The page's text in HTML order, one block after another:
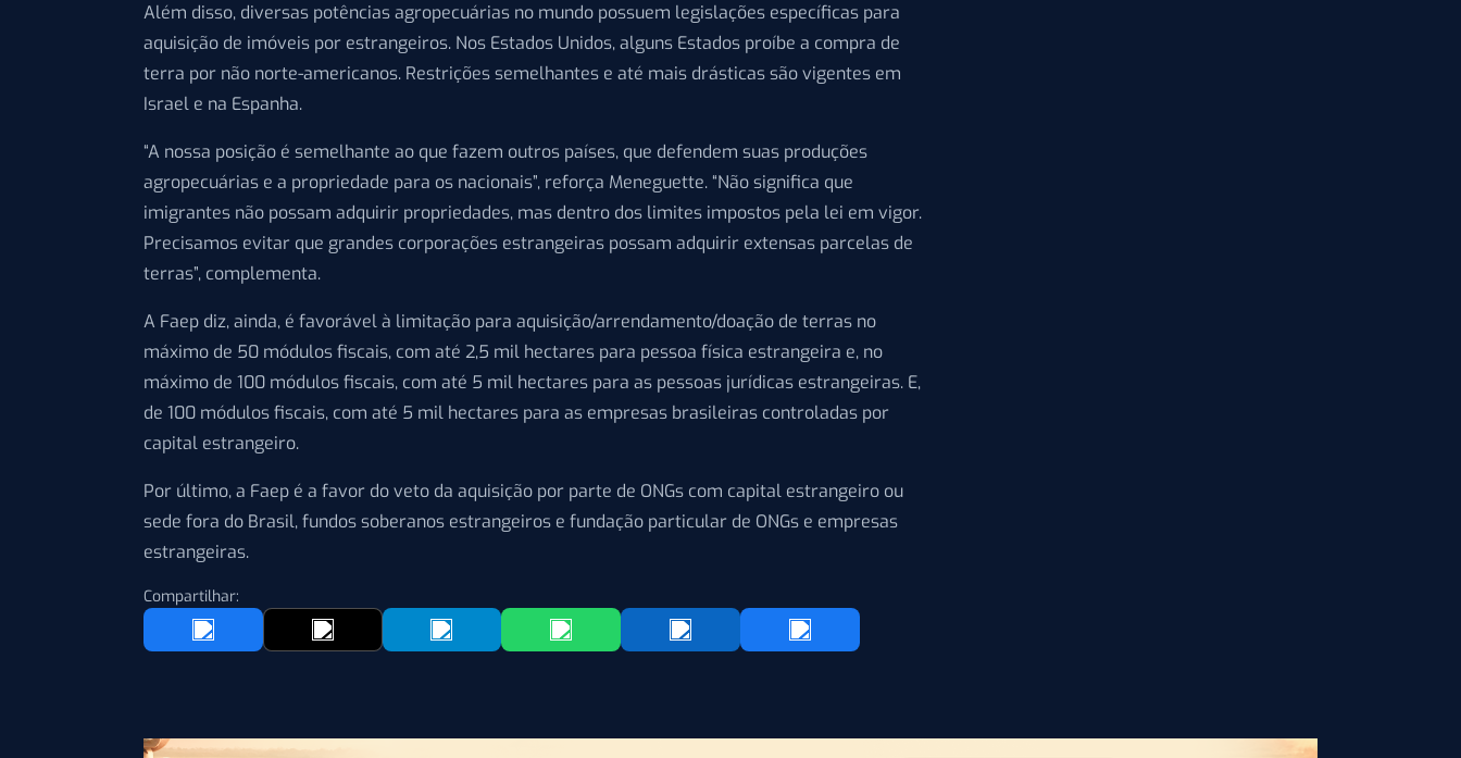
Além disso, diversas potências agropecuárias no mundo possuem legislações específicas para
aquisição de imóveis por estrangeiros. Nos Estados Unidos, alguns Estados proíbe a compra de
terra por não norte-americanos. Restrições semelhantes e até mais drásticas são vigentes em
Israel e na Espanha.
“A nossa posição é semelhante ao que fazem outros países, que defendem suas produções
agropecuárias e a propriedade para os nacionais”, reforça Meneguette. “Não significa que
imigrantes não possam adquirir propriedades, mas dentro dos limites impostos pela lei em vigor.
Precisamos evitar que grandes corporações estrangeiras possam adquirir extensas parcelas de
terras”, complementa.
A Faep diz, ainda, é favorável à limitação para aquisição/arrendamento/doação de terras no
máximo de 50 módulos fiscais, com até 2,5 mil hectares para pessoa física estrangeira e, no
máximo de 100 módulos fiscais, com até 5 mil hectares para as pessoas jurídicas estrangeiras. E,
de 100 módulos fiscais, com até 5 mil hectares para as empresas brasileiras controladas por
capital estrangeiro.
Por último, a Faep é a favor do veto da aquisição por parte de ONGs com capital estrangeiro ou
sede fora do Brasil, fundos soberanos estrangeiros e fundação particular de ONGs e empresas
estrangeiras.
Compartilhar: